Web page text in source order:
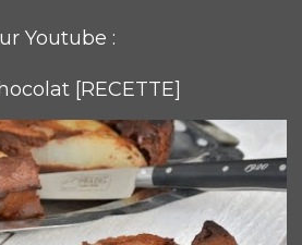
Youtube :
[RECETTE]